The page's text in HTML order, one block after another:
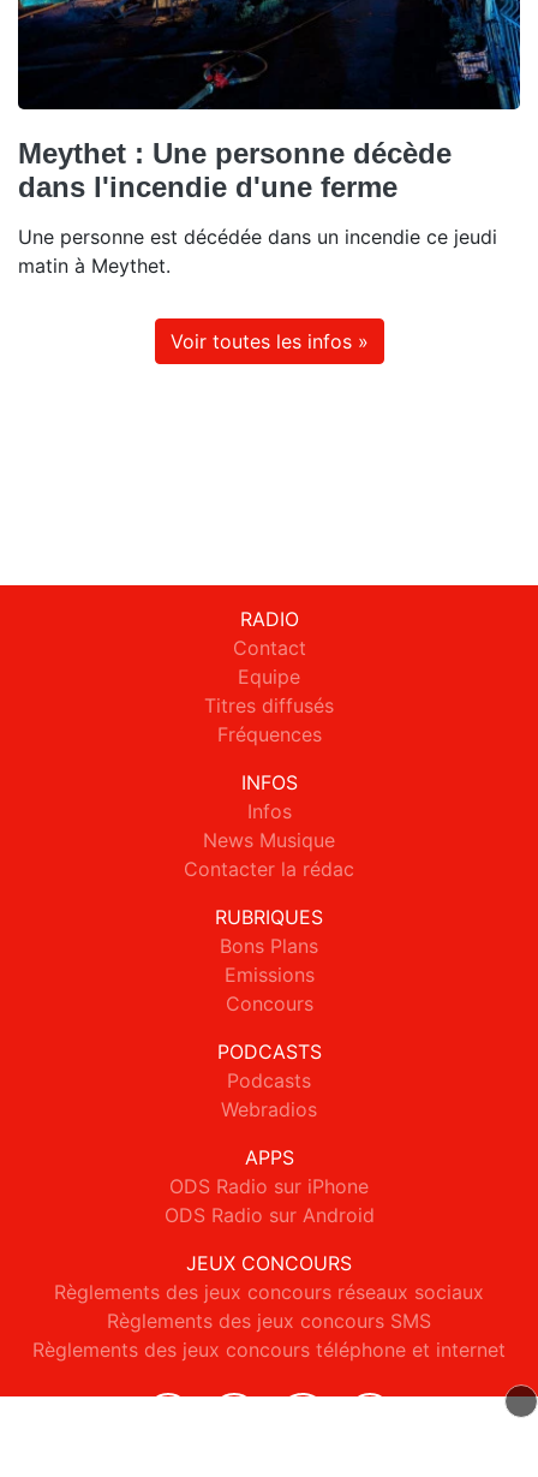
Meythet : Une personne décède
dans l'incendie d'une ferme
Une personne est décédée dans un incendie ce jeudi
matin à Meythet.
Voir toutes les infos »
RADIO
Contact
Equipe
Titres diffusés
Fréquences
INFOS
Infos
News Musique
Contacter la rédac
RUBRIQUES
Bons Plans
Emissions
Concours
PODCASTS
Podcasts
Webradios
APPS
ODS Radio sur iPhone
ODS Radio sur Android
JEUX CONCOURS
Règlements des jeux concours réseaux sociaux
Règlements des jeux concours SMS
Règlements des jeux concours téléphone et internet